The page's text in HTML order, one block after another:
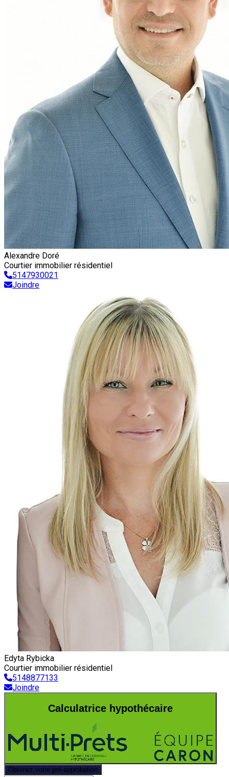
Alexandre Doré
Courtier immobilier résidentiel
5147930021
Joindre
Edyta Rybicka
Courtier immobilier résidentiel
5148877133
Joindre
Calculatrice hypothécaire
Obtenez votre pré-approbation